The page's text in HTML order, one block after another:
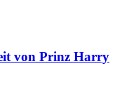
von Prinz Harry